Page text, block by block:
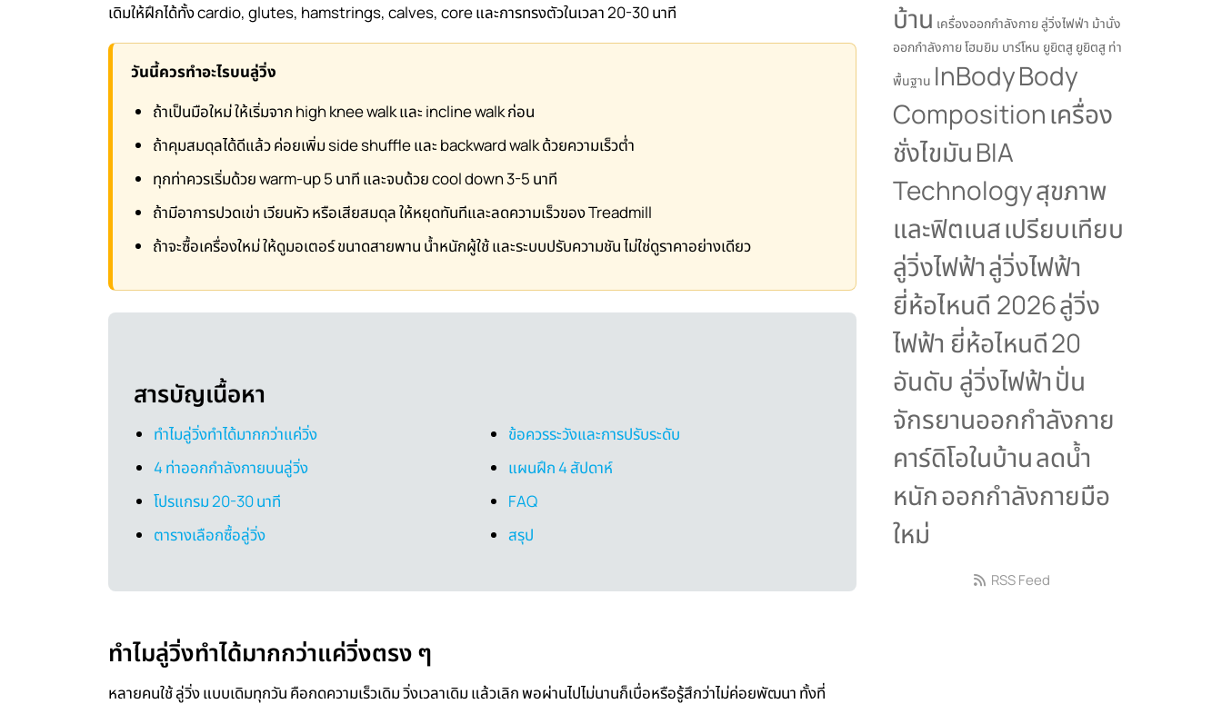
เดิมให้ฝึกได้ทั้ง cardio, glutes, hamstrings, calves, core และการทรงตัวในเวลา 20-30 นาที
วันนี้ควรทำอะไรบนลู่วิ่ง
ถ้าเป็นมือใหม่ ให้เริ่มจาก high knee walk และ incline walk ก่อน
ถ้าคุมสมดุลได้ดีแล้ว ค่อยเพิ่ม side shuffle และ backward walk ด้วยความเร็วต่ำ
ทุกท่าควรเริ่มด้วย warm-up 5 นาที และจบด้วย cool down 3-5 นาที
ถ้ามีอาการปวดเข่า เวียนหัว หรือเสียสมดุล ให้หยุดทันทีและลดความเร็วของ Treadmill
ถ้าจะซื้อเครื่องใหม่ ให้ดูมอเตอร์ ขนาดสายพาน น้ำหนักผู้ใช้ และระบบปรับความชัน ไม่ใช่ดูราคาอย่างเดียว
สารบัญเนื้อหา
ทำไมลู่วิ่งทำได้มากกว่าแค่วิ่ง
4 ท่าออกกำลังกายบนลู่วิ่ง
โปรแกรม 20-30 นาที
ตารางเลือกซื้อลู่วิ่ง
ข้อควรระวังและการปรับระดับ
แผนฝึก 4 สัปดาห์
FAQ
สรุป
ทำไมลู่วิ่งทำได้มากกว่าแค่วิ่งตรง ๆ
หลายคนใช้ ลู่วิ่ง แบบเดิมทุกวัน คือกดความเร็วเดิม วิ่งเวลาเดิม แล้วเลิก พอผ่านไปไม่นานก็เบื่อหรือรู้สึกว่าไม่ค่อยพัฒนา ทั้งที่
บ้าน เครื่องออกกำลังกายลู่วิ่งไฟฟ่า ม้านั่ง
ออกกำลังกายโฮมยิม บาร์โหน ยูยิตสู ยูยิตสู ท่า
พื้นฐาน InBodyBody
Compositionเครื่อง
ชั่งไขมันBIA
Technologyสุขภาพ
และฟิตเนสเปรียบเทียบ
ลู่วิ่งไฟฟ้าลู่วิ่งไฟฟ้า
ยี่ห้อไหนดี 2026ลู่วิ่ง
ไฟฟ้า ยี่ห้อไหนดี20
อันดับ ลู่วิ่งไฟฟ้าปั่น
จักรยานออกกำลังกาย
คาร์ดิโอในบ้านลดน้ำ
หนักออกกำลังกายมือ
ใหม่
RSS Feed